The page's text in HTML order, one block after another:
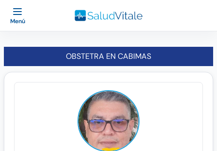
Menú
OBSTETRA EN CABIMAS